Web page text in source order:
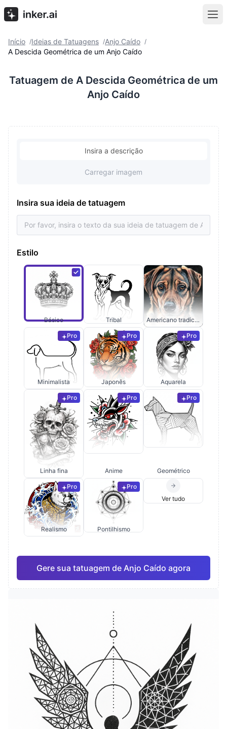
Início /Ideias de Tatuagens /Anjo Caído /
A Descida Geométrica de um Anjo Caído
Tatuagem de A Descida Geométrica de um
Anjo Caído
Insira a descrição
Carregar imagem
Insira sua ideia de tatuagem
Estilo
Básico Tribal Americano tradicional
Pro
Minimalista
Pro
Japonês
Pro
Aquarela
Pro
Linha fina
Pro
Anime
Pro
Geométrico
Pro
Realismo
Pro
Pontilhismo
Ver tudo
Gere sua tatuagem de Anjo Caído agora